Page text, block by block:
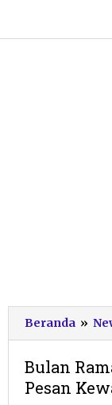
konten
Beranda »
Bulan
Pesan